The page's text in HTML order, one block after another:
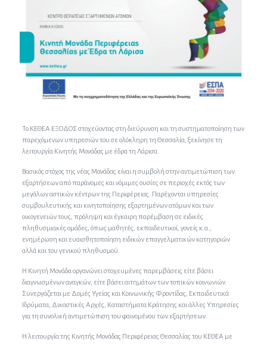
Το ΚΕΘΕΑ ΕΞΟΔΟΣ στοχεύοντας στη διεύρυνση και τη συστηματοποίηση των
παρεχόμενων υπηρεσιών του σε ολόκληρη τη Θεσσαλία, ξεκίνησε τη
λειτουργία Κινητής Μονάδας με έδρα τη Λάρισα.
Βασικός στόχος της νέας Μονάδας είναι η συμβολή στην αντιμετώπιση των
εξαρτήσεων από παράνομες και νόμιμες ουσίες σε περιοχές εκτός των
μεγάλων αστικών κέντρων της Περιφέρειας. Παρέχονται υπηρεσίες
συμβουλευτικής και κινητοποίησης εξαρτημένων ατόμων και των
οικογενειών τους, πρόληψη και έγκαιρη παρέμβαση σε ειδικές
πληθυσμιακές ομάδες, όπως μαθητές, εκπαιδευτικοί, γονείς κ.α.,
ενημέρωση και ευαισθητοποίηση ειδικών επαγγελματικών κατηγοριών
αλλά και του γενικού πληθυσμού.
Η Κινητή Μονάδα οργανώνει στοχευμένες παρεμβάσεις είτε βάσει
διαγνωσμένων αναγκών, είτε βάσει αιτημάτων των τοπικών κοινωνιών.
Συνεργάζεται με Δομές Υγείας και Κοινωνικής Φροντίδας, Εκπαιδευτικά
Ιδρύματα, Δικαστικές Αρχές, Καταστήματα Κράτησης και άλλες Υπηρεσίες
για τη συνολική αντιμετώπιση του φαινομένου των εξαρτήσεων.
Η λειτουργία της Κινητής Μονάδας Περιφέρειας Θεσσαλίας του ΚΕΘΕΑ με